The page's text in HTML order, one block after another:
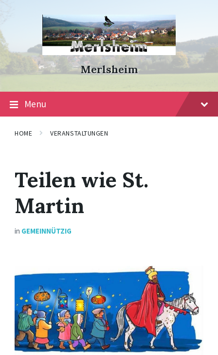
navigation
Merlsheim
Menu
HOME VERANSTALTUNGEN
Teilen wie St.
Martin
in GEMEINNÜTZIG